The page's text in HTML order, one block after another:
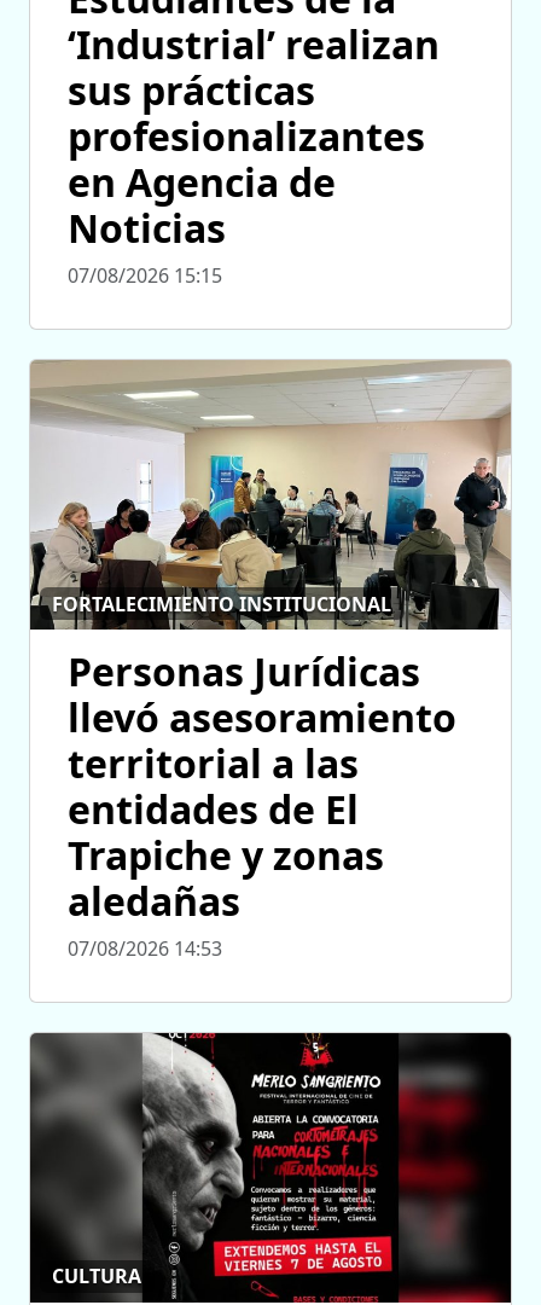
‘Industrial’ realizan
sus prácticas
profesionalizantes
en Agencia de
Noticias
07/08/2026 15:15
FORTALECIMIENTO INSTITUCIONAL
Personas Jurídicas
llevó asesoramiento
territorial a las
entidades de El
Trapiche y zonas
aledañas
07/08/2026 14:53
CULTURA